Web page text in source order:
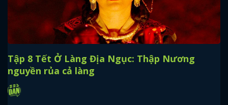
Tập 8 Tết Ở Làng Địa Ngục: Thập Nương
nguyền rủa cả làng